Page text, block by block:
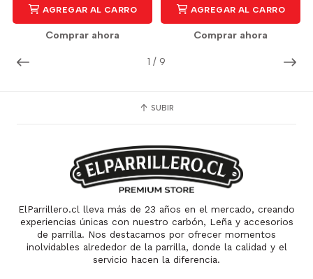
1 / 9
AGREGAR AL CARRO
Comprar ahora
AGREGAR AL CARRO
Comprar ahora
SUBIR
ElParrillero.cl lleva más de 23 años en el mercado, creando
experiencias únicas con nuestro carbón, Leña y accesorios
de parrilla. Nos destacamos por ofrecer momentos
inolvidables alrededor de la parrilla, donde la calidad y el
servicio hacen la diferencia.